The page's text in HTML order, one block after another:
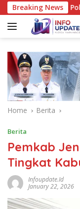
Skip
to
content
Breaking News
Polisi
Home Berita
Berita
Pemkab
Tingkat
Infoupdate.id
January 22, 2026